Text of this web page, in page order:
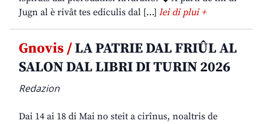
Jugn al è rivât tes ediculis dal […] lei di plui +
Gnovis /LA PATRIE DAL FRIÛL AL
SALON DAL LIBRI DI TURIN 2026
Redazion
Dai 14 ai 18 di Mai no steit a cirînus, noaltris de